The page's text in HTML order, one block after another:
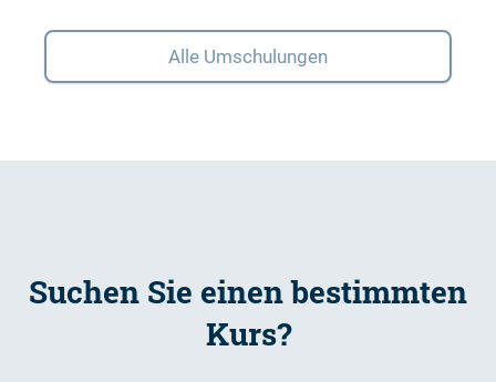
Alle Umschulungen
Suchen Sie einen bestimmten
Kurs?